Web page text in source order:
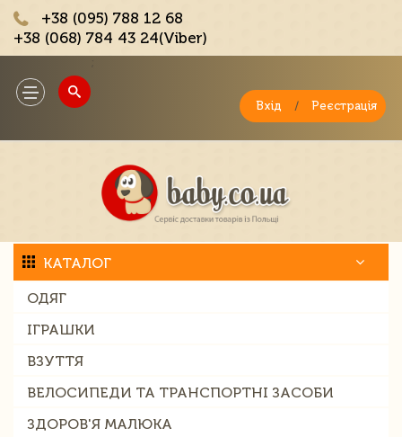
+38 (095) 788 12 68
+38 (068) 784 43 24(Viber)
Toggle
navigation
Вхід / Реєстрація
КАТАЛОГ
ОДЯГ
ІГРАШКИ
ВЗУТТЯ
ВЕЛОСИПЕДИ ТА ТРАНСПОРТНІ ЗАСОБИ
ЗДОРОВ'Я МАЛЮКА